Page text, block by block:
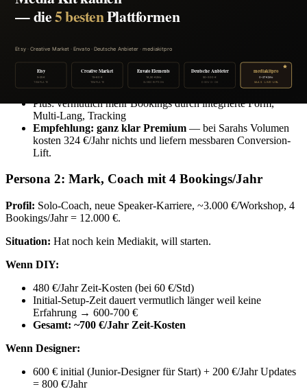
1.000 € initial + 300 €/Jahr für Updates = 1.300 €/Jahr
Buchungs-Form fehlt weiterhin → gleicher Conversion-
Gesamt-Opportunitätskosten: ~16.000 €/Jahr
Wenn mediakitpro Premium:
324 €/Jahr (Premium für Buchungs-Inbox)
Plus: vermutlich mehr Bookings durch integrierte Form,
Multi-Lang, Tracking
Empfehlung: ganz klar Premium — bei Sarahs Volumen
kosten 324 €/Jahr nichts und liefern messbaren Conversion-
Lift.
Persona 2: Mark, Coach mit 4 Bookings/Jahr
Profil: Solo-Coach, neue Speaker-Karriere, ~3.000 €/Workshop, 4
Bookings/Jahr = 12.000 €.
Situation: Hat noch kein Mediakit, will starten.
Wenn DIY:
480 €/Jahr Zeit-Kosten (bei 60 €/Std)
Initial-Setup-Zeit dauert vermutlich länger weil keine
Erfahrung → 600-700 €
Gesamt: ~700 €/Jahr Zeit-Kosten
Wenn Designer:
600 € initial (Junior-Designer für Start) + 200 €/Jahr Updates
= 800 €/Jahr